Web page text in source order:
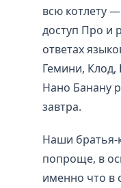
всю котлету
доступ Про и
ответах
Гемини, Клод,
Нано Банану
завтра.
Наши братья-
попроще, в
именно что в